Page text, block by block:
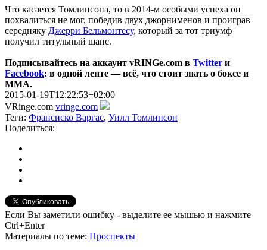
Что касается Томлинсона, то в 2014-м особыми успеха он
похвалиться не мог, победив двух джорнименов и проиграв
середняку Джерри Бельмонтесу, который за тот триумф
получил титульный шанс.
Подписывайтесь на аккаунт vRINGe.com в Twitter и
Facebook: в одной ленте — всё, что стоит знать о боксе и
ММА.
2015-01-19T12:22:53+02:00
VRinge.com vringe.com
Теги: Франсиско Варгас, Уилл Томлинсон
Поделиться:
Если Вы заметили ошибку - выделите ее мышью и нажмите
Ctrl+Enter
Материалы по теме: Проспекты